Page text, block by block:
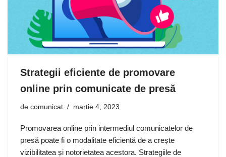
Strategii eficiente de promovare
online prin comunicate de presă
de comunicat martie 4, 2023
Promovarea online prin intermediul comunicatelor de
presă poate fi o modalitate eficientă de a crește
vizibilitatea și notorietatea acestora. Strategiile de